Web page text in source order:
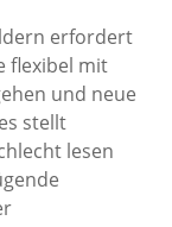
erfordert
flexibel mit
und neue
stellt
lesen